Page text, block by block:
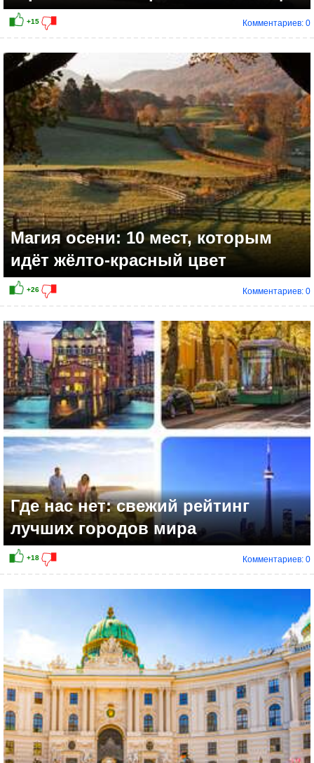
+9
Комментариев: 0
Магия осени: 10 мест, которым
идёт жёлто-красный цвет
Комментариев: 0
Где нас нет: свежий рейтинг
лучших городов мира
Комментариев: 0